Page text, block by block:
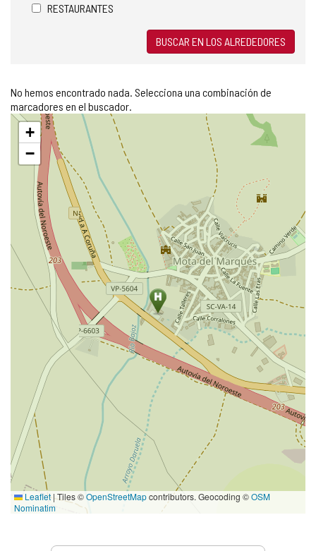
RESTAURANTES
BUSCAR EN LOS ALREDEDORES
No hemos encontrado nada. Selecciona una combinación de
marcadores en el buscador.
Saltar
mapa
+
−
Leaflet |Tiles ©OpenStreetMapcontributors. Geocoding ©OSM
Nominatim